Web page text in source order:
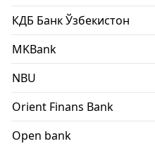
КДБ Банк Ўзбекистон
MKBank
NBU
Orient Finans Bank
Open bank